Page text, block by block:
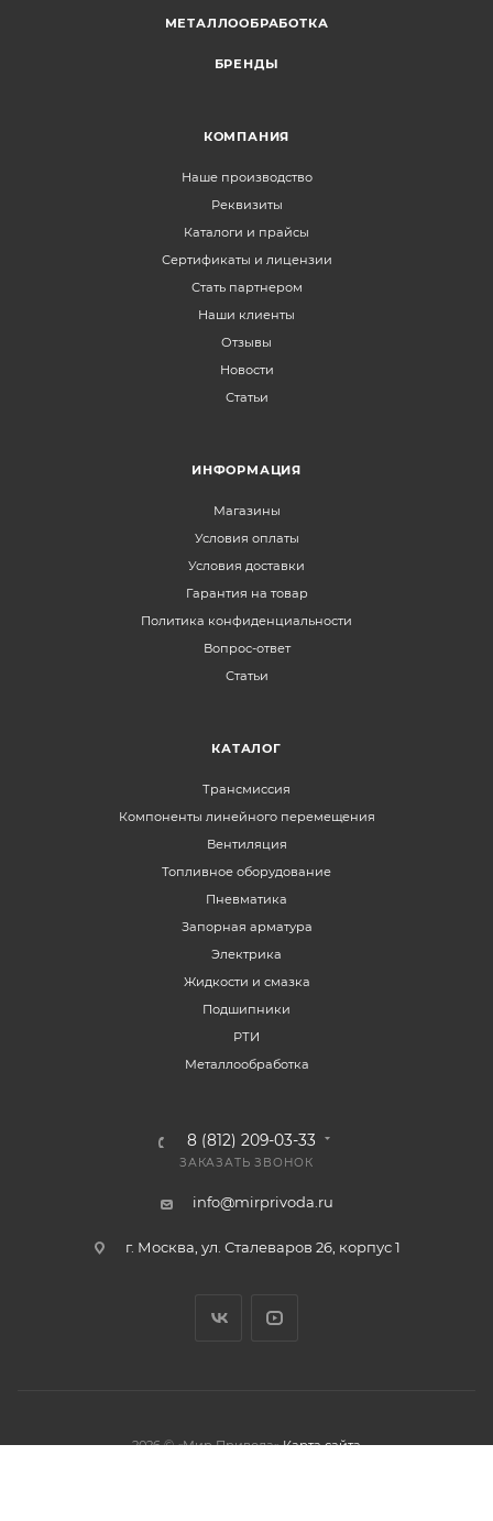
МЕТАЛЛООБРАБОТКА
БРЕНДЫ
КОМПАНИЯ
Наше производство
Реквизиты
Каталоги и прайсы
Сертификаты и лицензии
Стать партнером
Наши клиенты
Отзывы
Новости
Статьи
ИНФОРМАЦИЯ
Магазины
Условия оплаты
Условия доставки
Гарантия на товар
Политика конфиденциальности
Вопрос-ответ
Статьи
КАТАЛОГ
Трансмиссия
Компоненты линейного перемещения
Вентиляция
Топливное оборудование
Пневматика
Запорная арматура
Электрика
Жидкости и смазка
Подшипники
РТИ
Металлообработка
8 (812) 209-03-33
ЗАКАЗАТЬ ЗВОНОК
info@mirprivoda.ru
г. Москва, ул. Сталеваров 26, корпус 1
2026 © «Мир Привода» Карта сайта